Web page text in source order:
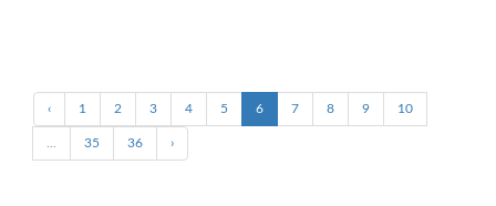
‹ 1 2 3 4 5 6 7 8 9 10
35 36 ›